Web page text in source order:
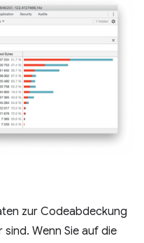
zur Codeabdeckung
Wenn Sie auf die